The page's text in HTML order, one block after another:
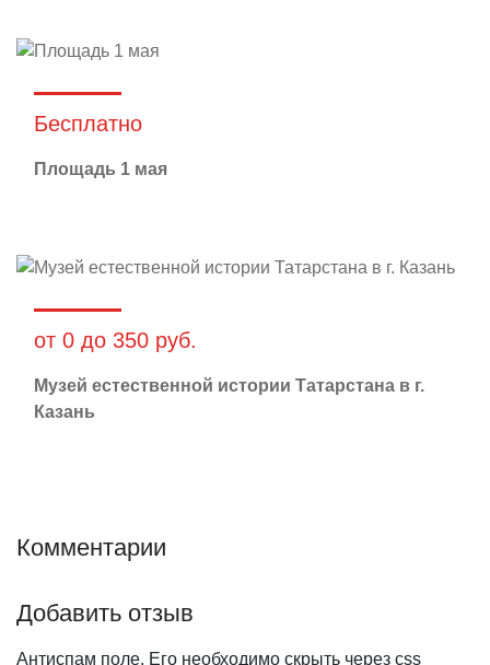
Бесплатно
Площадь 1 мая
от 0 до 350 руб.
Музей естественной истории Татарстана в г.
Казань
Комментарии
Добавить отзыв
Антиспам поле. Его необходимо скрыть через css